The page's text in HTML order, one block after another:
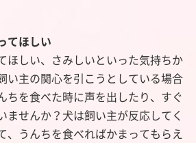
てほしい
ほしい、さみしいといった気持ちか
い主の関心を引こうとしている場合
ちを食べた時に声を出したり、すぐ
ませんか？犬は飼い主が反応してく
、うんちを食べればかまってもらえ